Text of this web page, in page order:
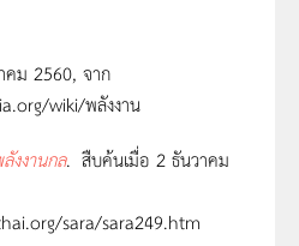
คม 2560, จาก
wiki/พลังงาน
งงานกล. สืบค้นเมื่อ 2 ธันวาคม
sara/sara249.htm